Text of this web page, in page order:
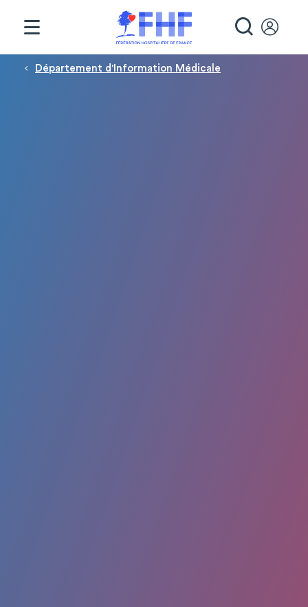
Fil d'Ariane
Département d'Information Médicale
Panneau de gestion des cookies